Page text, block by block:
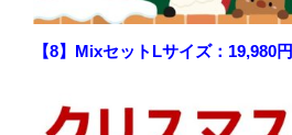
【8】MixセットLサイズ：19,980円